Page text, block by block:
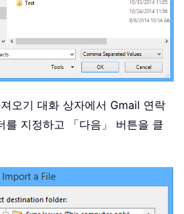
오기 대화 상자에서 Gmail 연락
를 지정하고 「다음」 버튼을 클